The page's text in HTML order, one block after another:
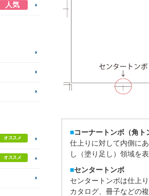
■コーナートンボ（角ト
仕上りに対して内側に
し（塗り足し）領域を
■センタートンボ
センタートンボは仕上
カタログ、冊子などの
人気
オススメ
オススメ